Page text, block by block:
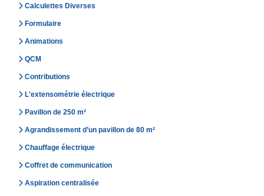
Calculettes Diverses
Formulaire
Animations
QCM
Contributions
L'extensométrie électrique
Pavillon de 250 m²
Agrandissement d’un pavillon de 80 m²
Chauffage électrique
Coffret de communication
Aspiration centralisée